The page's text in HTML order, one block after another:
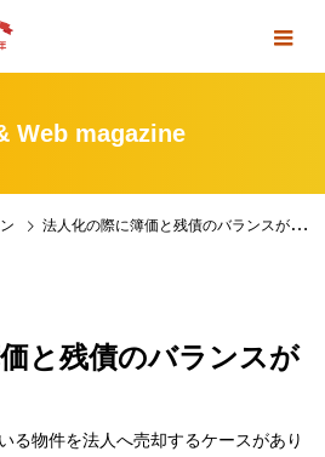
Web magazine
法人化の際に簿価と残債のバランスが悪い状態とは？
と残債のバランスが
る物件を法人へ売却するケースがあり